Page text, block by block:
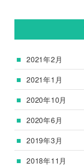
2021年2月
2021年1月
2020年10月
2020年6月
2019年3月
2018年11月